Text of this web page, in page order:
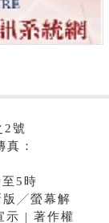
2號
：
5時
版╱螢幕解
示 | 著作權